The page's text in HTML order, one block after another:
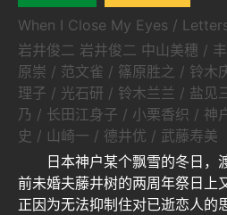
When I Close My Eyes /
岩井俊二 岩井俊二 中山美穗 /
原崇 / 范文雀 / 篠原胜之 / 铃木
理子 / 光石研 / 铃木兰兰 / 盐见
乃 / 长田江身子 / 小栗香织 / 神
史 / 山崎一 / 德井优 / 武藤寿美
日本神户某个飘雪的冬日，
前未婚夫藤井树的两周年祭日上
正因为无法抑制住对已逝恋人的